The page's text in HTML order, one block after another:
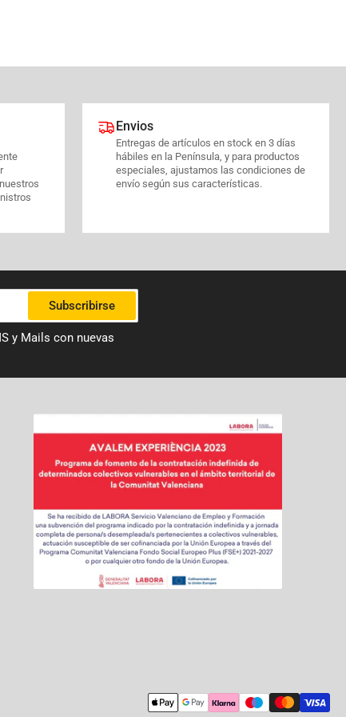
Envios
Entregas de artículos en stock en 3 días
hábiles en la Península, y para productos
especiales, ajustamos las condiciones de
envío según sus características.
Subscribirse
y Mails con nuevas
Modalidades